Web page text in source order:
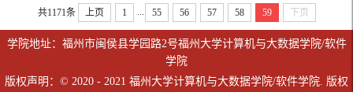
共1171条 上页 1 ... 55 56 57 58 59 下页
学院地址：福州市闽侯县学园路2号福州大学计算机与大数据学院/软件
学院
版权声明：© 2020 - 2021 福州大学计算机与大数据学院/软件学院. 版权